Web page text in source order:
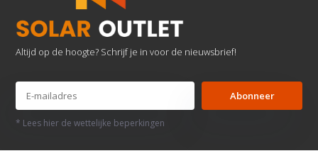
Altijd op de hoogte? Schrijf je in voor de nieuwsbrief!
Abonneer
* Lees hier de wettelijke beperkingen